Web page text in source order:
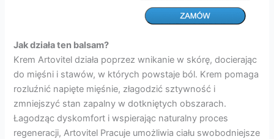
Jak działa ten balsam?
Krem Artovitel działa poprzez wnikanie w skórę, docierając
do mięśni i stawów, w których powstaje ból. Krem pomaga
rozluźnić napięte mięśnie, złagodzić sztywność i
zmniejszyć stan zapalny w dotkniętych obszarach.
Łagodząc dyskomfort i wspierając naturalny proces
regeneracji, Artovitel Pracuje umożliwia ciału swobodniejsze